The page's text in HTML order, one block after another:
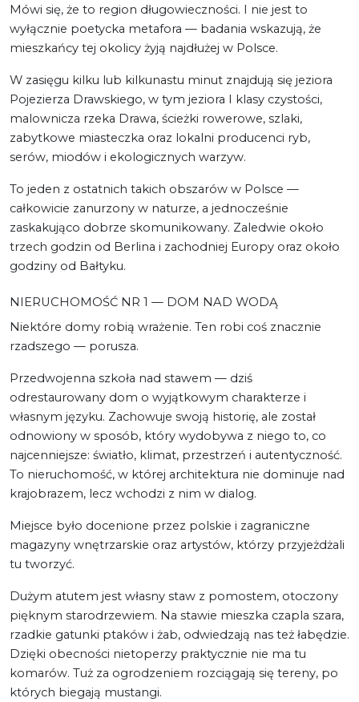
Mówi się, że to region długowieczności. I nie jest to
wyłącznie poetycka metafora — badania wskazują, że
mieszkańcy tej okolicy żyją najdłużej w Polsce.
W zasięgu kilku lub kilkunastu minut znajdują się jeziora
Pojezierza Drawskiego, w tym jeziora I klasy czystości,
malownicza rzeka Drawa, ścieżki rowerowe, szlaki,
zabytkowe miasteczka oraz lokalni producenci ryb,
serów, miodów i ekologicznych warzyw.
To jeden z ostatnich takich obszarów w Polsce —
całkowicie zanurzony w naturze, a jednocześnie
zaskakująco dobrze skomunikowany. Zaledwie około
trzech godzin od Berlina i zachodniej Europy oraz około
godziny od Bałtyku.
NIERUCHOMOŚĆ NR 1 — DOM NAD WODĄ
Niektóre domy robią wrażenie. Ten robi coś znacznie
rzadszego — porusza.
Przedwojenna szkoła nad stawem — dziś
odrestaurowany dom o wyjątkowym charakterze i
własnym języku. Zachowuje swoją historię, ale został
odnowiony w sposób, który wydobywa z niego to, co
najcenniejsze: światło, klimat, przestrzeń i autentyczność.
To nieruchomość, w której architektura nie dominuje nad
krajobrazem, lecz wchodzi z nim w dialog.
Miejsce było docenione przez polskie i zagraniczne
magazyny wnętrzarskie oraz artystów, którzy przyjeżdżali
tu tworzyć.
Dużym atutem jest własny staw z pomostem, otoczony
pięknym starodrzewiem. Na stawie mieszka czapla szara,
rzadkie gatunki ptaków i żab, odwiedzają nas też łabędzie.
Dzięki obecności nietoperzy praktycznie nie ma tu
komarów. Tuż za ogrodzeniem rozciągają się tereny, po
których biegają mustangi.